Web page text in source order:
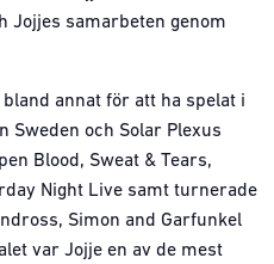
Jojjes samarbeten genom
annat för att ha spelat i
Sweden och Solar Plexus
Blood, Sweat & Tears,
Night Live samt turnerade
Simon and Garfunkel
var Jojje en av de mest